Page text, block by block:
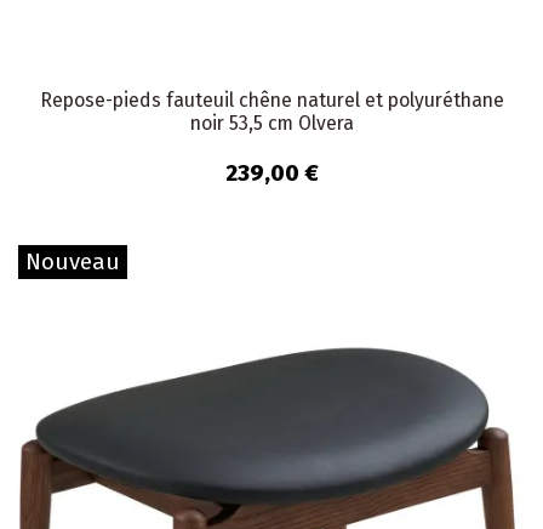
Repose-pieds fauteuil chêne naturel et polyuréthane
noir 53,5 cm Olvera
239,00 €
Nouveau